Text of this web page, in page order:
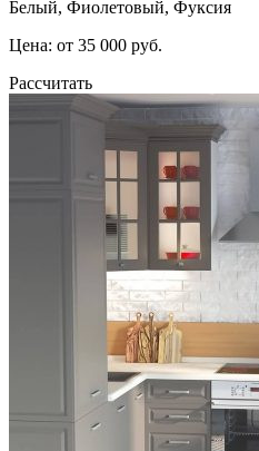
Белый, Фиолетовый, Фуксия
Цена: от 35 000 руб.
Рассчитать